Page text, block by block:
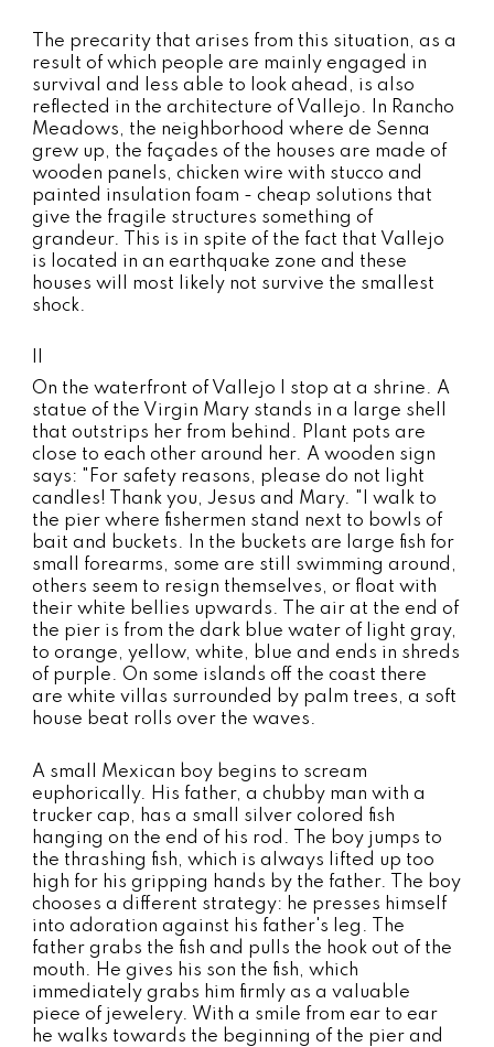
The precarity that arises from this situation, as a
result of which people are mainly engaged in
survival and less able to look ahead, is also
reflected in the architecture of Vallejo. In Rancho
Meadows, the neighborhood where de Senna
grew up, the façades of the houses are made of
wooden panels, chicken wire with stucco and
painted insulation foam - cheap solutions that
give the fragile structures something of
grandeur. This is in spite of the fact that Vallejo
is located in an earthquake zone and these
houses will most likely not survive the smallest
shock.
On the waterfront of Vallejo I stop at a shrine. A
statue of the Virgin Mary stands in a large shell
that outstrips her from behind. Plant pots are
close to each other around her. A wooden sign
says: "For safety reasons, please do not light
candles! Thank you, Jesus and Mary. "I walk to
the pier where fishermen stand next to bowls of
bait and buckets. In the buckets are large fish for
small forearms, some are still swimming around,
others seem to resign themselves, or float with
their white bellies upwards. The air at the end of
the pier is from the dark blue water of light gray,
to orange, yellow, white, blue and ends in shreds
of purple. On some islands off the coast there
are white villas surrounded by palm trees, a soft
house beat rolls over the waves.
A small Mexican boy begins to scream
euphorically. His father, a chubby man with a
trucker cap, has a small silver colored fish
hanging on the end of his rod. The boy jumps to
the thrashing fish, which is always lifted up too
high for his gripping hands by the father. The boy
chooses a different strategy: he presses himself
into adoration against his father's leg. The
father grabs the fish and pulls the hook out of the
mouth. He gives his son the fish, which
immediately grabs him firmly as a valuable
piece of jewelery. With a smile from ear to ear
he walks towards the beginning of the pier and